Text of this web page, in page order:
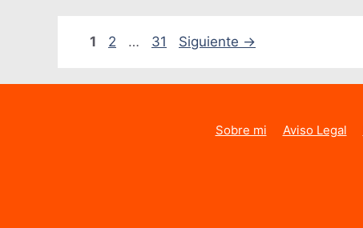
Página
1 Página
2 … Página
31 Siguiente →
Sobre mi Aviso Legal